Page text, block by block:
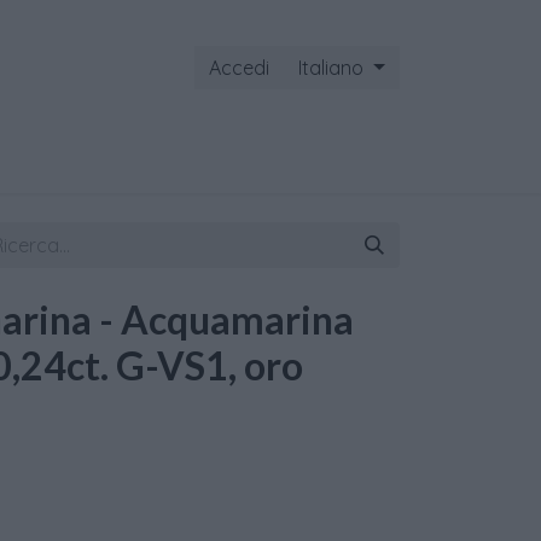
Accedi Italiano
- Acquamarina
G-VS1, oro